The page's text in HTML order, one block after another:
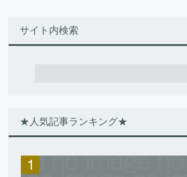
サイト内検索
★人気記事ランキング★